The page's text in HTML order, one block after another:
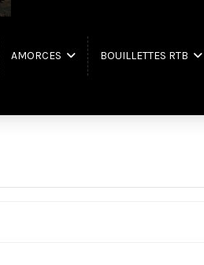
AMORCES BOUILLETTES RTB